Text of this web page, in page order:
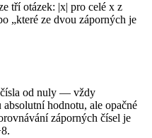
tří otázek: |x| pro celé x z
„které ze dvou záporných je
čísla od nuly — vždy
hodnotu, ale opačné
záporných čísel je